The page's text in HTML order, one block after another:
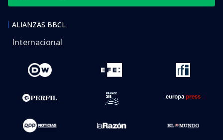
ALIANZAS BBCL
Internacional